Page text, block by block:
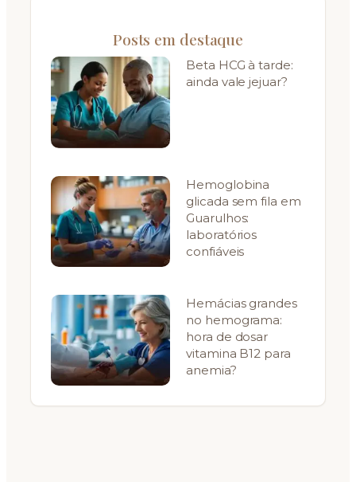
Posts em destaque
Beta HCG à tarde:
ainda vale jejuar?
Hemoglobina
glicada sem fila em
Guarulhos:
laboratórios
confiáveis
Hemácias grandes
no hemograma:
hora de dosar
vitamina B12 para
anemia?